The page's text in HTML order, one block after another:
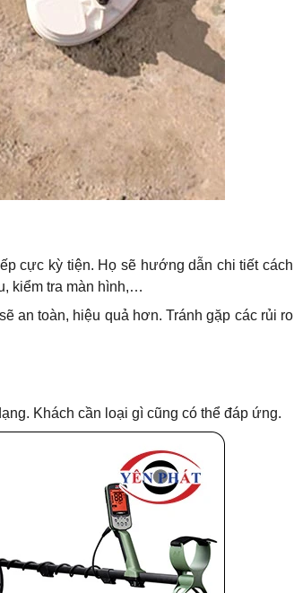
cực kỳ tiện. Họ sẽ hướng dẫn chi tiết cách
kiểm tra màn hình,…
an toàn, hiệu quả hơn. Tránh gặp các rủi ro
Khách cần loại gì cũng có thể đáp ứng.